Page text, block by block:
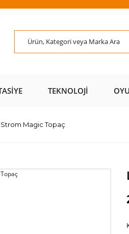
TEKNOLOJI
Strom Magic Topaç